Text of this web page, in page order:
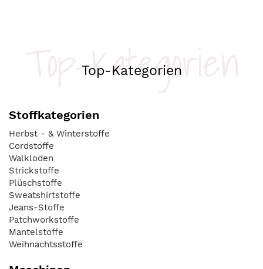
Top-Kategorien
Top-Kategorien
Stoffkategorien
Herbst - & Winterstoffe
Cordstoffe
Walkloden
Strickstoffe
Plüschstoffe
Sweatshirtstoffe
Jeans-Stoffe
Patchworkstoffe
Mantelstoffe
Weihnachtsstoffe